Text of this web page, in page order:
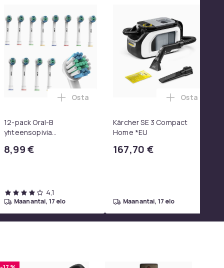
SoundLink Black ostoskoriin
järjestäjä (musta, 28x25x17cm), laukun järjestäjä, jossa
Oneblade Replacement -partahöylän kanssa
12-pack Oral-B
yhteensopivia
8,99 €
Lisää 12-pack Oral-B yhteensopivia
Osta
4,1
maanantai, 17 elo
Kärcher SE 3 Compact
Home *EU
167,70 €
Lisää
Osta
maanantai, 17 elo